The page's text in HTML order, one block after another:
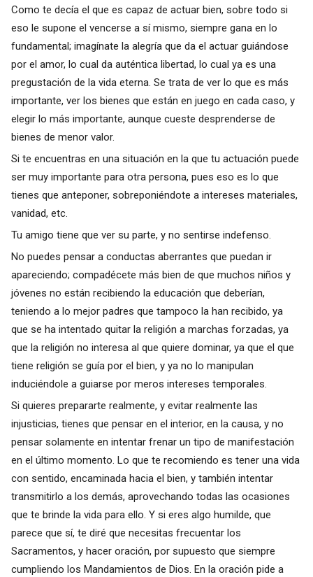
Como te decía el que es capaz de actuar bien, sobre todo si
eso le supone el vencerse a sí mismo, siempre gana en lo
fundamental; imagínate la alegría que da el actuar guiándose
por el amor, lo cual da auténtica libertad, lo cual ya es una
pregustación de la vida eterna. Se trata de ver lo que es más
importante, ver los bienes que están en juego en cada caso, y
elegir lo más importante, aunque cueste desprenderse de
bienes de menor valor.
Si te encuentras en una situación en la que tu actuación puede
ser muy importante para otra persona, pues eso es lo que
tienes que anteponer, sobreponiéndote a intereses materiales,
vanidad, etc.
Tu amigo tiene que ver su parte, y no sentirse indefenso.
No puedes pensar a conductas aberrantes que puedan ir
apareciendo; compadécete más bien de que muchos niños y
jóvenes no están recibiendo la educación que deberían,
teniendo a lo mejor padres que tampoco la han recibido, ya
que se ha intentado quitar la religión a marchas forzadas, ya
que la religión no interesa al que quiere dominar, ya que el que
tiene religión se guía por el bien, y ya no lo manipulan
induciéndole a guiarse por meros intereses temporales.
Si quieres prepararte realmente, y evitar realmente las
injusticias, tienes que pensar en el interior, en la causa, y no
pensar solamente en intentar frenar un tipo de manifestación
en el último momento. Lo que te recomiendo es tener una vida
con sentido, encaminada hacia el bien, y también intentar
transmitirlo a los demás, aprovechando todas las ocasiones
que te brinde la vida para ello. Y si eres algo humilde, que
parece que sí, te diré que necesitas frecuentar los
Sacramentos, y hacer oración, por supuesto que siempre
cumpliendo los Mandamientos de Dios. En la oración pide a